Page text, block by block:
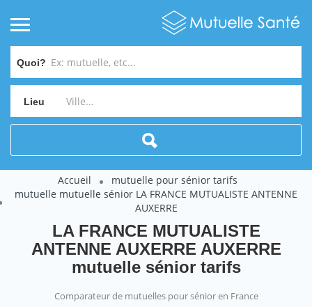
Quoi?
Lieu
Accueil
mutuelle pour sénior tarifs
mutuelle mutuelle sénior LA FRANCE MUTUALISTE ANTENNE
AUXERRE
LA FRANCE MUTUALISTE
ANTENNE AUXERRE AUXERRE
mutuelle sénior tarifs
Comparateur de mutuelles pour sénior en France